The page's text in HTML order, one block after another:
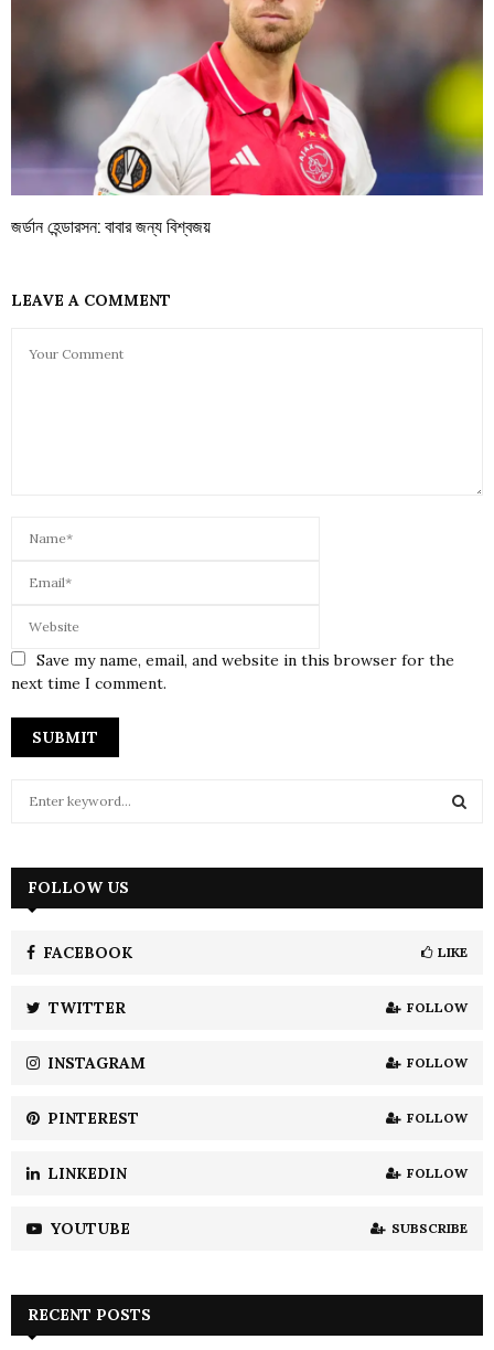
জর্ডান হেন্ডারসন: বাবার জন্য বিশ্বজয়
LEAVE A COMMENT
Save my name, email, and website in this browser for the
next time I comment.
h
H
FOLLOW US
FACEBOOK LIKE
TWITTER FOLLOW
INSTAGRAM FOLLOW
PINTEREST FOLLOW
LINKEDIN FOLLOW
YOUTUBE SUBSCRIBE
RECENT POSTS